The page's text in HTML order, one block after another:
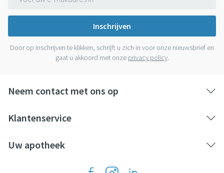
Inschrijven
Door op inschrijven te klikken, schrijft u zich in voor onze nieuwsbrief en
gaat u akkoord met onze privacy policy.
Neem contact met ons op
Klantenservice
Uw apotheek